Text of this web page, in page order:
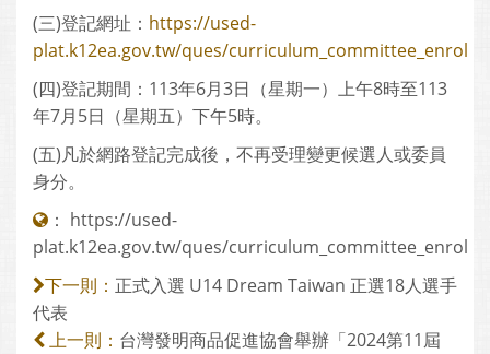
(三)登記網址： https://used-
plat.k12ea.gov.tw/ques/curriculum_committee_enrol
(四)登記期間：113年6月3日（星期一）上午8時至113
年7月5日（星期五）下午5時。
(五)凡於網路登記完成後，不再受理變更候選人或委員
身分。
： https://used-
plat.k12ea.gov.tw/ques/curriculum_committee_enrol
下一則： 正式入選 U14 Dream Taiwan 正選18人選手
代表
上一則： 台灣發明商品促進協會舉辦「2024第11屆